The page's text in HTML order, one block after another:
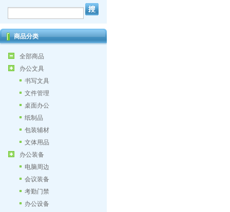
商品分类
全部商品
办公文具
书写文具
文件管理
桌面办公
纸制品
包装辅材
文体用品
办公装备
电脑周边
会议装备
考勤门禁
办公设备